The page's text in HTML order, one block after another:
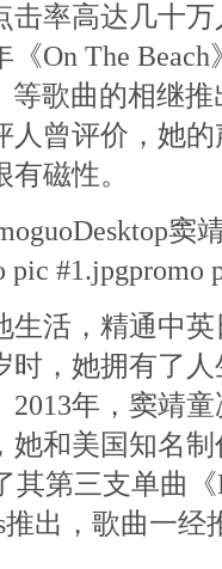
击率高达几十
On The Beach
等歌曲的相继
人曾评价，她
磁性。
活，精通中英
时，她拥有了
年，窦靖
和美国知名制
其第三支单曲
推出，歌曲一